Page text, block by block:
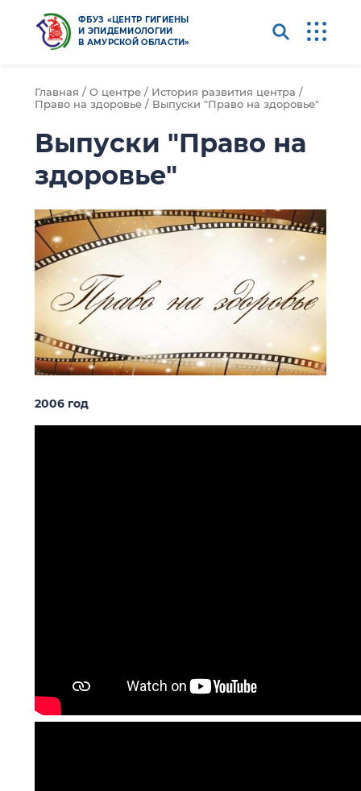
ФБУЗ «ЦЕНТР ГИГИЕНЫ
И ЭПИДЕМИОЛОГИИ
В АМУРСКОЙ ОБЛАСТИ»
Главная / О центре / История развития центра /
Право на здоровье / Выпуски "Право на здоровье"
Выпуски "Право на
здоровье"
2006 год